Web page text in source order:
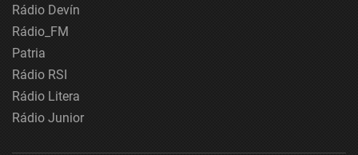
Rádio Devín
Rádio_FM
Patria
Rádio RSI
Rádio Litera
Rádio Junior